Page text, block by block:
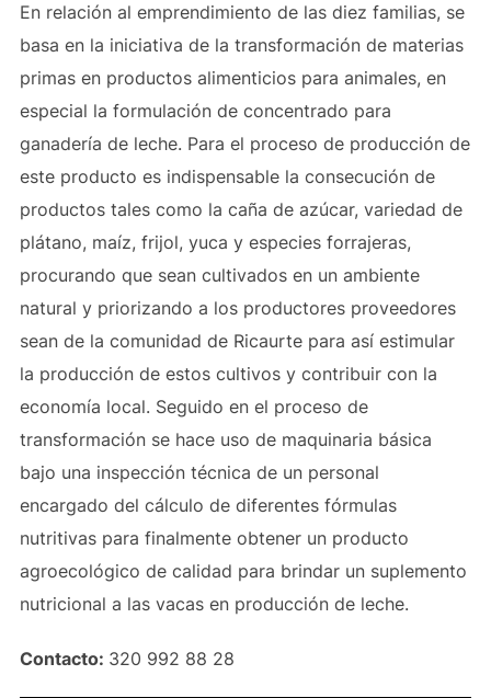
En relación al emprendimiento de las diez familias, se
basa en la iniciativa de la transformación de materias
primas en productos alimenticios para animales, en
especial la formulación de concentrado para
ganadería de leche. Para el proceso de producción de
este producto es indispensable la consecución de
productos tales como la caña de azúcar, variedad de
plátano, maíz, frijol, yuca y especies forrajeras,
procurando que sean cultivados en un ambiente
natural y priorizando a los productores proveedores
sean de la comunidad de Ricaurte para así estimular
la producción de estos cultivos y contribuir con la
economía local. Seguido en el proceso de
transformación se hace uso de maquinaria básica
bajo una inspección técnica de un personal
encargado del cálculo de diferentes fórmulas
nutritivas para finalmente obtener un producto
agroecológico de calidad para brindar un suplemento
nutricional a las vacas en producción de leche.
Contacto: 320 992 88 28